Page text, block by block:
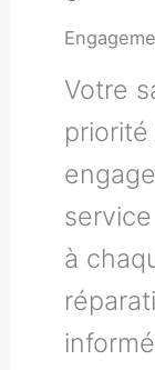
Votre
à